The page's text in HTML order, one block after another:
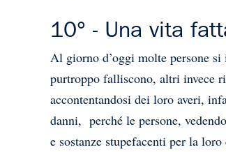
10° - Una vita
Al giorno d’oggi molte persone
purtroppo falliscono, altri invece
accontentandosi dei loro averi,
danni, perché le persone,
e sostanze stupefacenti per la